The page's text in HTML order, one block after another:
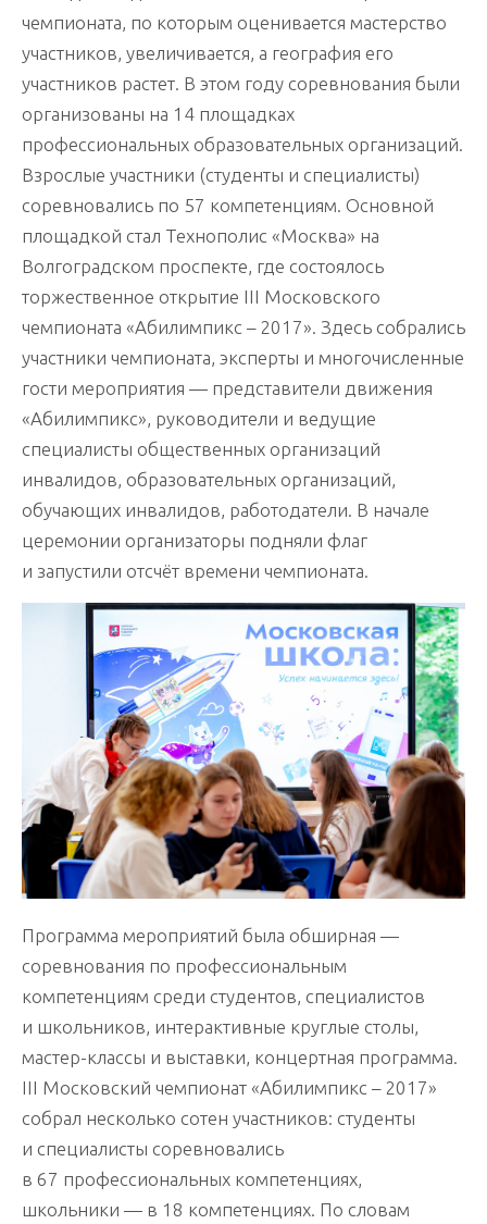
чемпионата, по которым оценивается мастерство
участников, увеличивается, а география его
участников растет. В этом году соревнования были
организованы на 14 площадках
профессиональных образовательных организаций.
Взрослые участники (студенты и специалисты)
соревновались по 57 компетенциям. Основной
площадкой стал Технополис «Москва» на
Волгоградском проспекте, где состоялось
торжественное открытие III Московского
чемпионата «Абилимпикс – 2017». Здесь собрались
участники чемпионата, эксперты и многочисленные
гости мероприятия — представители движения
«Абилимпикс», руководители и ведущие
специалисты общественных организаций
инвалидов, образовательных организаций,
обучающих инвалидов, работодатели. В начале
церемонии организаторы подняли флаг
и запустили отсчёт времени чемпионата.
Программа мероприятий была обширная —
соревнования по профессиональным
компетенциям среди студентов, специалистов
и школьников, интерактивные круглые столы,
мастер-классы и выставки, концертная программа.
III Московский чемпионат «Абилимпикс – 2017»
собрал несколько сотен участников: студенты
и специалисты соревновались
в 67 профессиональных компетенциях,
школьники — в 18 компетенциях. По словам